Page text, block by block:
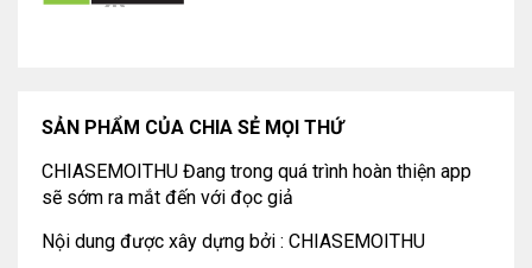
SẢN PHẨM CỦA CHIA SẺ MỌI THỨ
CHIASEMOITHU Đang trong quá trình hoàn thiện app
sẽ sớm ra mắt đến với đọc giả
Nội dung được xây dựng bởi : CHIASEMOITHU